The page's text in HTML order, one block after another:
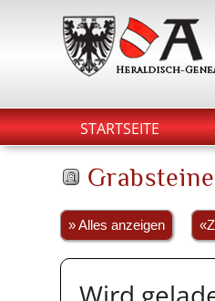
STARTSEITE
Grabsteine
» Alles anzeigen